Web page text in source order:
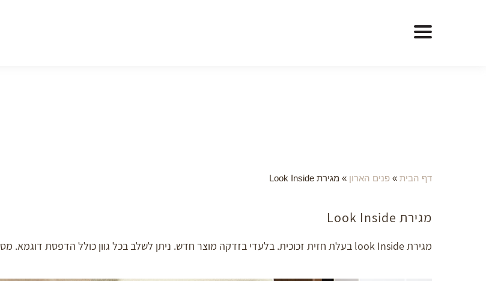
דף הבית » פנים הארון » מגירת Look Inside
מגירת Look Inside
מגירת look Inside בעלת חזית זכוכית. בלעדי בזדקה מוצר חדש. ניתן לשלב בכל גוון כולל הדפסת דוגמא. מסילות טריקה שקטה פתיחה מלאה.